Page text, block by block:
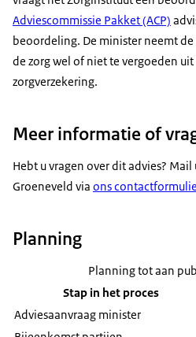
Adviescommissie Pakket (ACP)
beoordeling. De minister neemt
de zorg wel of niet te vergoeden
zorgverzekering.
Meer informatie of
Hebt u vragen over dit advies?
Groeneveld via ons
Planning
Planning tot aan
Stap in het proces
Adviesaanvraag minister